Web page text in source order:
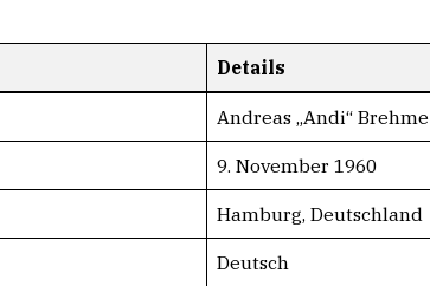
Details
Andreas „Andi“ Brehme
9. November 1960
Hamburg, Deutschland
Deutsch